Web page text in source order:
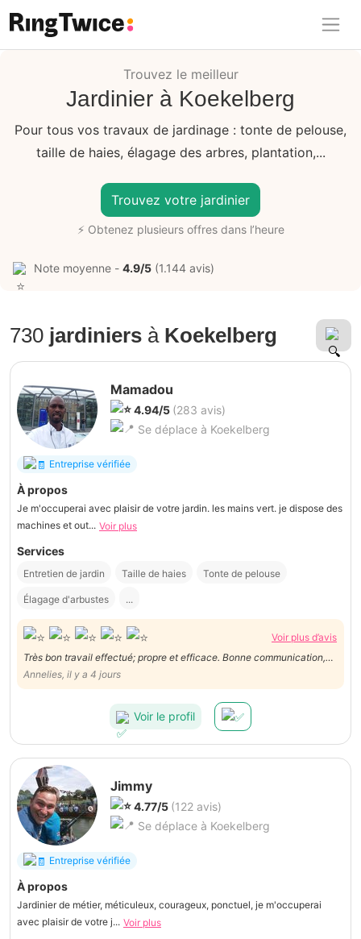
Ring Twice
Trouvez le meilleur
Jardinier à Koekelberg
Pour tous vos travaux de jardinage : tonte de pelouse,
taille de haies, élagage des arbres, plantation,...
Trouvez votre jardinier
⚡ Obtenez plusieurs offres dans l’heure
Note moyenne - 4.9/5 (1.144 avis)
730 jardiniers à Koekelberg
Mamadou
4.94/5 (283 avis)
Se déplace à Koekelberg
Entreprise vérifiée
À propos
Je m'occuperai avec plaisir de votre jardin. les mains vert. je dispose des
machines et out... Voir plus
Services
Entretien de jardin Taille de haies Tonte de pelouse
Élagage d'arbustes ...
Voir plus d’avis
Très bon travail effectué; propre et efficace. Bonne communication,
jardinier avec beaucoup d'expérience, agréable contact. Je
recommande ! Merci, Mamadou !
Annelies, il y a 4 jours
Voir le profil
Jimmy
4.77/5 (122 avis)
Se déplace à Koekelberg
Entreprise vérifiée
À propos
Jardinier de métier, méticuleux, courageux, ponctuel, je m'occuperai
avec plaisir de votre j... Voir plus